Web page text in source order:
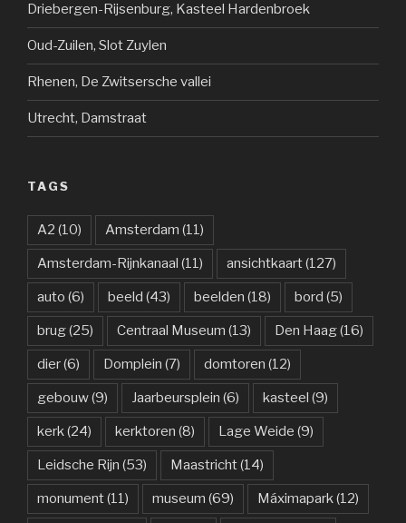
Driebergen-Rijsenburg, Kasteel Hardenbroek
Oud-Zuilen, Slot Zuylen
Rhenen, De Zwitsersche vallei
Utrecht, Damstraat
TAGS
A2 (10) Amsterdam (11)
Amsterdam-Rijnkanaal (11) ansichtkaart(127)
auto (6) beeld (43) beelden (18) bord (5)
brug(25) Centraal Museum (13) Den Haag(16)
dier(6) Domplein (7) domtoren (12)
gebouw(9) Jaarbeursplein (6) kasteel (9)
kerk(24) kerktoren (8) Lage Weide (9)
Leidsche Rijn (53) Maastricht(14)
monument(11) museum (69) Máximapark(12)